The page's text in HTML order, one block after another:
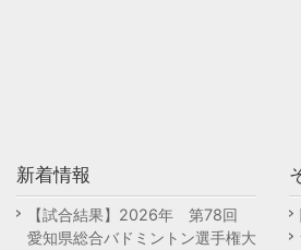
新着情報
【試合結果】2026年 第78回
愛知県総合バドミントン選手権大